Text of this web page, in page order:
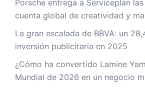
Porsche entrega a Serviceplan
cuenta global de creatividad y
La gran escalada de BBVA: un
inversión publicitaria en 2025
¿Cómo ha convertido Lamine
Mundial de 2026 en un negocio